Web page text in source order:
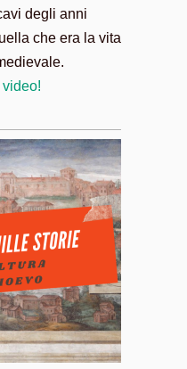
degli anni
che era la vita